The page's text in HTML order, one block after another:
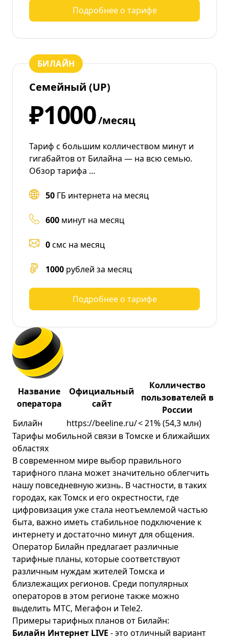
Подробнее о тарифе
БИЛАЙН
Семейный (UP)
₽1000/месяц
Тариф с большим колличеством минут и
гигабайтов от Билайна — на всю семью.
Обзор тарифа …
50 ГБ интернета на месяц
600 минут на месяц
0смс на месяц
1000 рублей за месяц
Подробнее о тарифе
Название
оператора
Официальный
сайт
Колличество
пользователей в
России
Билайн
https://beeline.ru/< 21% (54,3 млн)
Тарифы мобильной связи в Томске и ближайших
областях
В современном мире выбор правильного
тарифного плана может значительно облегчить
нашу повседневную жизнь. В частности, в таких
городах, как Томск и его окрестности, где
цифровизация уже стала неотъемлемой частью
быта, важно иметь стабильное подключение к
интернету и достаточно минут для общения.
Оператор Билайн предлагает различные
тарифные планы, которые соответствуют
различным нуждам жителей Томска и
близлежащих регионов. Среди популярных
операторов в этом регионе также можно
выделить МТС, Мегафон и Tele2.
Примеры тарифных планов от Билайн:
Билайн Интернет LIVE - это отличный вариант